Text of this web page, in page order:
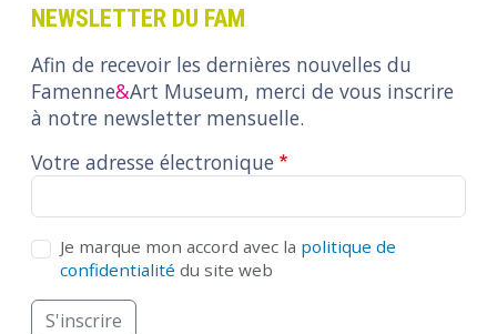
NEWSLETTER DU FAM
Afin de recevoir les dernières nouvelles du
Famenne&Art Museum, merci de vous inscrire
à notre newsletter mensuelle.
Votre adresse électronique
Accord
Je marque mon accord avec la politique de
confidentialité du site web
S'inscrire